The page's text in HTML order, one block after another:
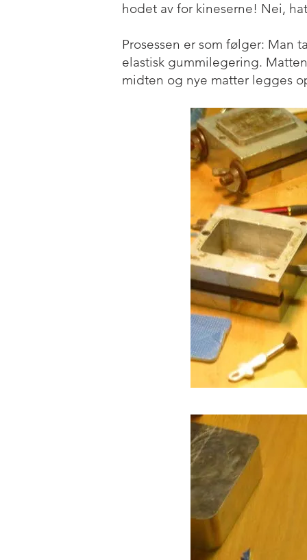
hodet av for kineserne! Nei,
Prosessen er som følger: Man
elastisk gummilegering.
midten og nye matter legges